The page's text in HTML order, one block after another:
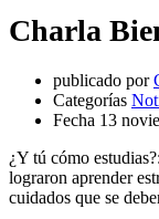
Charla
publicado por
Categorías
Fecha 13
¿Y tú cómo
lograron aprender
cuidados que se